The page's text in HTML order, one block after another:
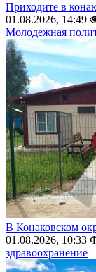
Приходите в
01.08.2026, 14:49
Молодежная
В Конаковском
01.08.2026, 10:33
здравоохранение